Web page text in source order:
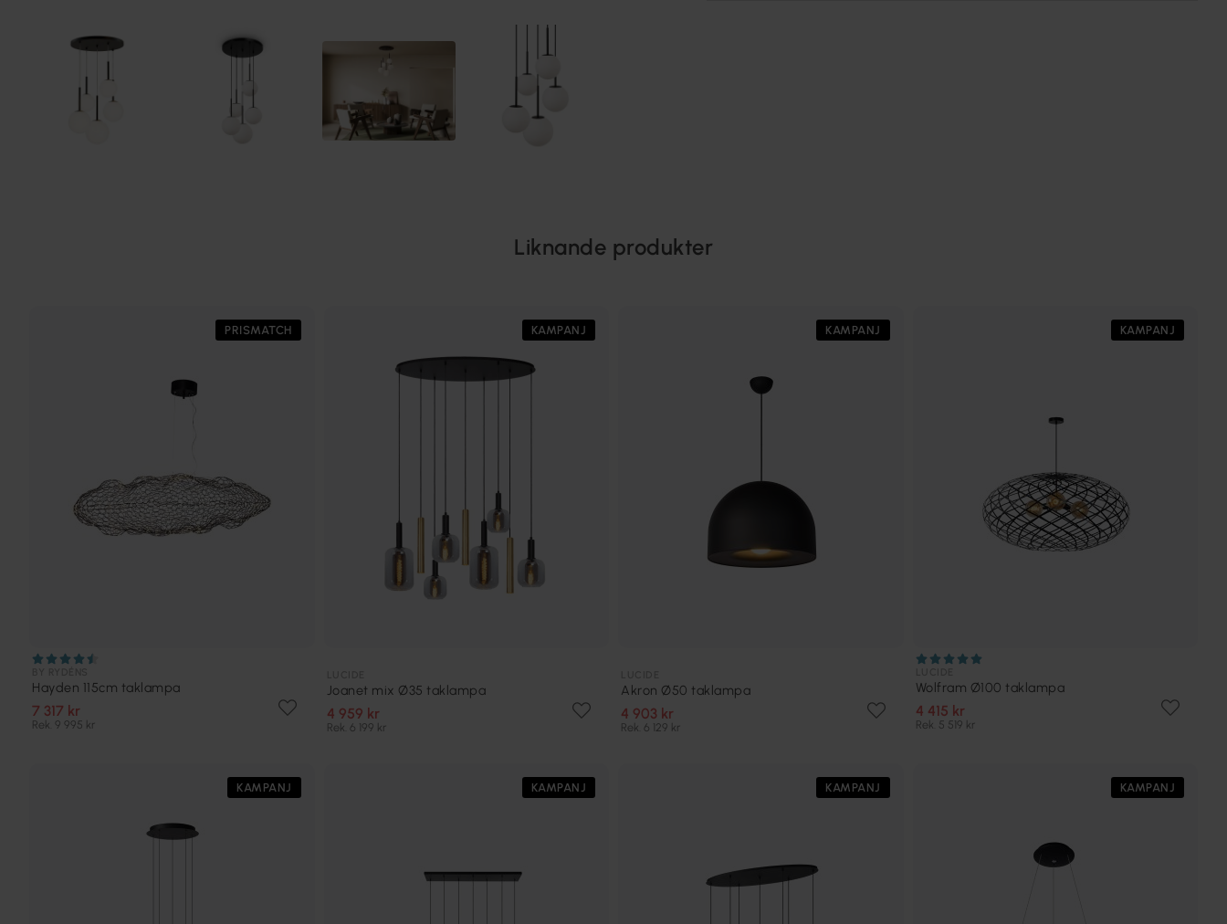
Liknande produkter
PRISMATCH
Hayden 115cm taklampa
7 317 kr
Rek. 9 995 kr
KAMPANJ
Joanet mix Ø35 taklampa
4 959 kr
Rek. 6 199 kr
KAMPANJ
Akron Ø50 taklampa
4 903 kr
Rek. 6 129 kr
KAMPANJ
Wolfram Ø100 taklampa
4 415 kr
Rek. 5 519 kr
KAMPANJ KAMPANJ KAMPANJ KAMPANJ